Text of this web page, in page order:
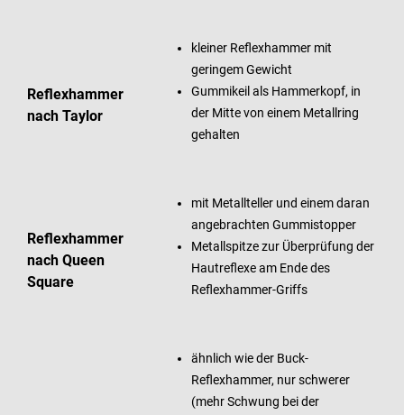
Reflexhammer
nach Taylor
kleiner Reflexhammer mit
geringem Gewicht
Gummikeil als Hammerkopf, in
der Mitte von einem Metallring
gehalten
Reflexhammer
nach Queen
Square
mit Metallteller und einem daran
angebrachten Gummistopper
Metallspitze zur Überprüfung der
Hautreflexe am Ende des
Reflexhammer-Griffs
ähnlich wie der Buck-
Reflexhammer, nur schwerer
(mehr Schwung bei der